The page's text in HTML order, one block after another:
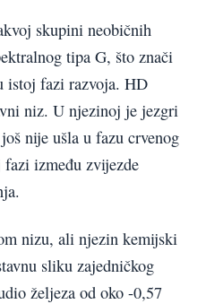
skupini neobičnih
tipa G, što znači
istoj fazi razvoja. HD
niz. U njezinoj je jezgri
nije ušla u fazu crvenog
između zvijezde
nizu, ali njezin kemijski
sliku zajedničkog
željeza od oko -0,57